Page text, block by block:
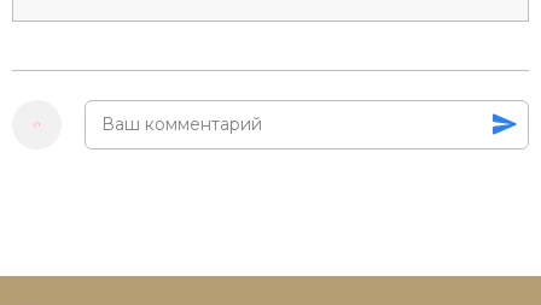
Северная Америка
Специальные исторические дисциплины